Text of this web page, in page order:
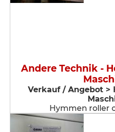
Andere Technik -
Verkauf / Angebot >
Hymmen roller